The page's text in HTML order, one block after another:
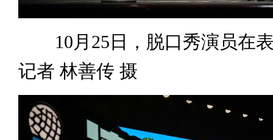
10月25日，脱口秀演员在
记者 林善传 摄